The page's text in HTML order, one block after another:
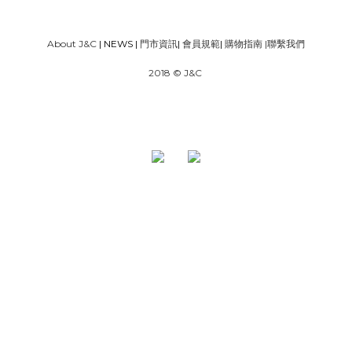
About J&C | NEWS | 門市資訊| 會員規範| 購物指南 |聯繫我們
2018 © J&C